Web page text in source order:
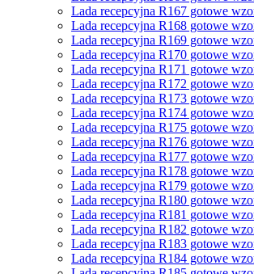
Lada recepcyjna R167 gotowe
Lada recepcyjna R168 gotowe
Lada recepcyjna R169 gotowe
Lada recepcyjna R170 gotowe
Lada recepcyjna R171 gotowe
Lada recepcyjna R172 gotowe
Lada recepcyjna R173 gotowe
Lada recepcyjna R174 gotowe
Lada recepcyjna R175 gotowe
Lada recepcyjna R176 gotowe
Lada recepcyjna R177 gotowe
Lada recepcyjna R178 gotowe
Lada recepcyjna R179 gotowe
Lada recepcyjna R180 gotowe
Lada recepcyjna R181 gotowe
Lada recepcyjna R182 gotowe
Lada recepcyjna R183 gotowe
Lada recepcyjna R184 gotowe